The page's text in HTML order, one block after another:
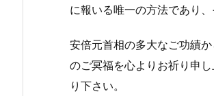
に報いる唯一の方法であり
安倍元首相の多大なご功績
のご冥福を心よりお祈り申
り下さい。